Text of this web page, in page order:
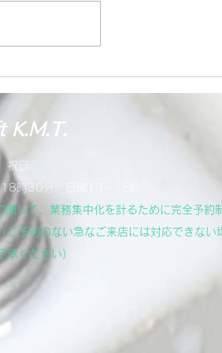
K.M.T.
祝日
時30分、日曜13～18時
して、業務集中化を計るために完全予約
ご予約のない急なご来店には対応できない
承ください）